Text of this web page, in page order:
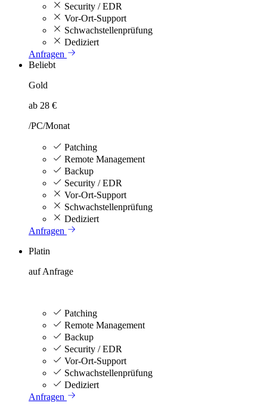
Security / EDR
Vor-Ort-Support
Schwachstellenprüfung
Dediziert
Anfragen
Beliebt
Gold
ab 28 €
/PC/Monat
Patching
Remote Management
Backup
Security / EDR
Vor-Ort-Support
Schwachstellenprüfung
Dediziert
Anfragen
Platin
auf Anfrage
Patching
Remote Management
Backup
Security / EDR
Vor-Ort-Support
Schwachstellenprüfung
Dediziert
Anfragen